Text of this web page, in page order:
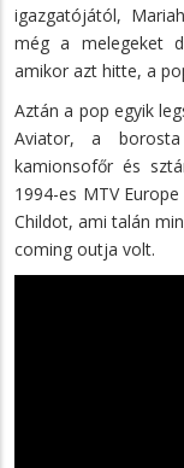
igazgatójától,
még a melegeket
amikor azt hitte, a
Aztán a pop egyik
Aviator, a
kamionsofőr és
1994-es MTV
Childot, ami talán
coming outja volt.